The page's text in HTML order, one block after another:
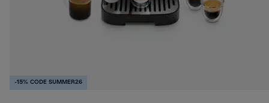
-15% CODE SUMMER26